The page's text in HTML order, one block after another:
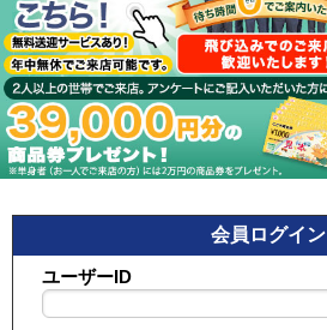
会員ログイン
ユーザーID